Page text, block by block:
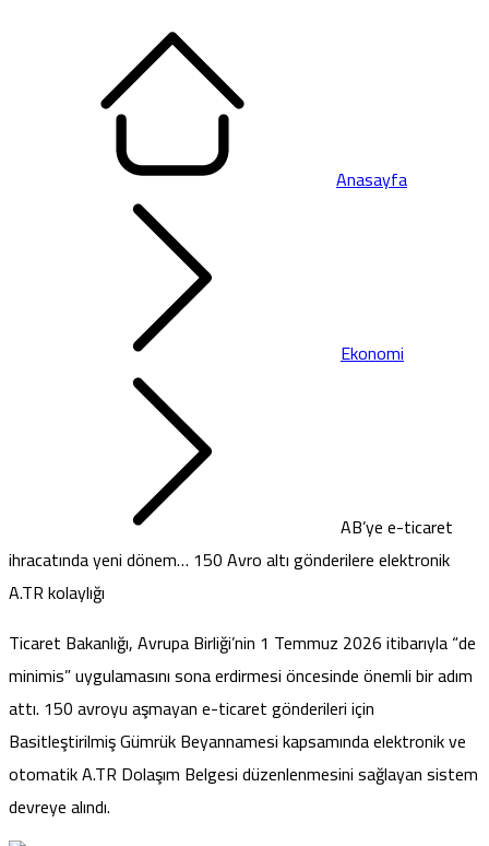
Anasayfa
Ekonomi
AB’ye e-ticaret
ihracatında yeni dönem… 150 Avro altı gönderilere elektronik
A.TR kolaylığı
Ticaret Bakanlığı, Avrupa Birliği’nin 1 Temmuz 2026 itibarıyla “de
minimis” uygulamasını sona erdirmesi öncesinde önemli bir adım
attı. 150 avroyu aşmayan e-ticaret gönderileri için
Basitleştirilmiş Gümrük Beyannamesi kapsamında elektronik ve
otomatik A.TR Dolaşım Belgesi düzenlenmesini sağlayan sistem
devreye alındı.